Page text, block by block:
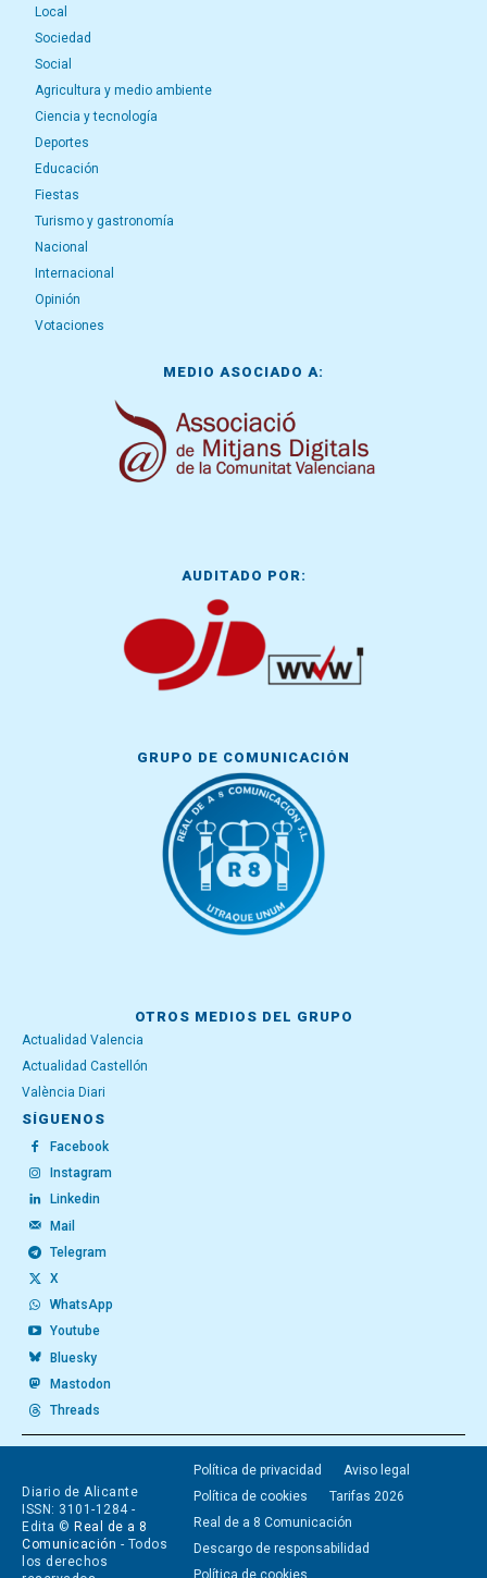
Local
Sociedad
Social
Agricultura y medio ambiente
Ciencia y tecnología
Deportes
Educación
Fiestas
Turismo y gastronomía
Nacional
Internacional
Opinión
Votaciones
MEDIO ASOCIADO A:
AUDITADO POR:
GRUPO DE COMUNICACIÓN
OTROS MEDIOS DEL GRUPO
Actualidad Valencia
Actualidad Castellón
València Diari
SÍGUENOS
Facebook
Instagram
Linkedin
Mail
Telegram
X
WhatsApp
Youtube
Bluesky
Mastodon
Threads
Diario de Alicante
ISSN: 3101-1284 -
Edita © Real de a 8
Comunicación - Todos
los derechos
Política de privacidad
Aviso legal
Política de cookies
Tarifas 2026
Real de a 8 Comunicación
Descargo de responsabilidad